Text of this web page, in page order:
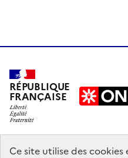
Ce site utilise des
RÉPUBLIQUE
FRANÇAISE
education.gouv.fr